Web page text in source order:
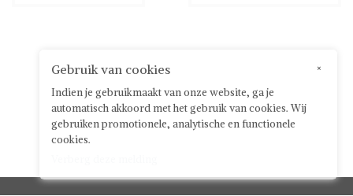
×
Gebruik van cookies
Indien je gebruikmaakt van onze website, ga je
automatisch akkoord met het gebruik van cookies. Wij
gebruiken promotionele, analytische en functionele
cookies.